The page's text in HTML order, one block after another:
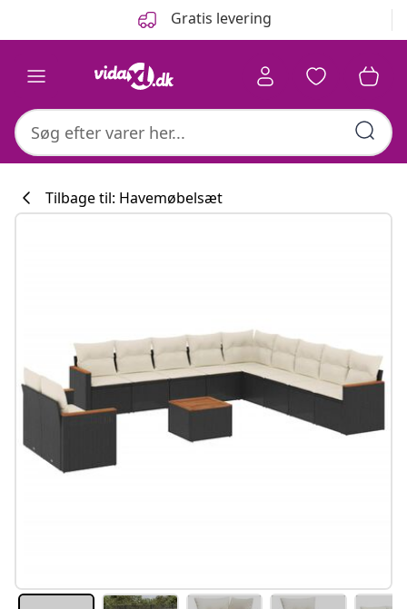
Gratis levering
#sharemevidaxl
Tilbage til: Havemøbelsæt